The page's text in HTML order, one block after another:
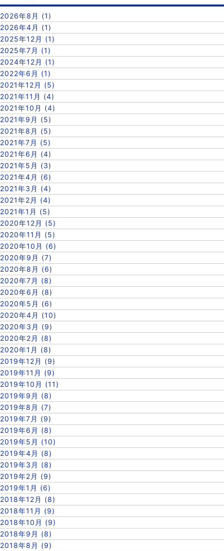
2026年8月 (1)
2026年4月 (1)
2025年12月 (1)
2025年7月 (1)
2024年12月 (1)
2022年6月 (1)
2021年12月 (5)
2021年11月 (4)
2021年10月 (4)
2021年9月 (5)
2021年8月 (5)
2021年7月 (5)
2021年6月 (4)
2021年5月 (3)
2021年4月 (6)
2021年3月 (4)
2021年2月 (4)
2021年1月 (5)
2020年12月 (5)
2020年11月 (5)
2020年10月 (6)
2020年9月 (7)
2020年8月 (6)
2020年7月 (8)
2020年6月 (8)
2020年5月 (6)
2020年4月 (10)
2020年3月 (9)
2020年2月 (8)
2020年1月 (8)
2019年12月 (9)
2019年11月 (9)
2019年10月 (11)
2019年9月 (8)
2019年8月 (7)
2019年7月 (9)
2019年6月 (8)
2019年5月 (10)
2019年4月 (8)
2019年3月 (8)
2019年2月 (9)
2019年1月 (6)
2018年12月 (8)
2018年11月 (9)
2018年10月 (9)
2018年9月 (8)
2018年8月 (9)